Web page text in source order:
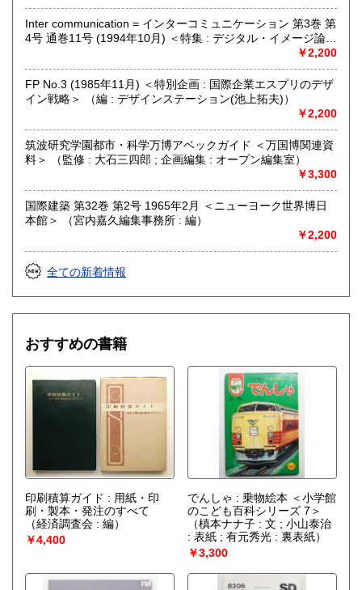
Inter communication = インターコミュニケーション 第3巻 第
4号 通巻11号 (1994年10月) ＜特集 : デジタル・イメージ論
裕・彦坂裕）
￥2,200
FP No.3 (1985年11月) ＜特別企画 : 国際企業エスプリのデザ
イン戦略＞ （編 : デザインステーション(池上拓夫)）
￥2,200
筑波研究学園都市・科学万博アベックガイド ＜万国博関連資
料＞ （監修 : 大石三四郎 ; 企画編集 : オープン編集室）
￥3,300
国際建築 第32巻 第2号 1965年2月 ＜ニューヨーク世界博日
本館＞ （宮内嘉久編集事務所 : 編）
￥2,200
全ての新着情報
おすすめの書籍
印刷積算ガイド : 用紙・印
刷・製本・発注のすべて
（経済調査会 : 編）
￥4,400
でんしゃ : 乗物絵本 ＜小学館
のこども百科シリーズ 7＞
（槙本ナナ子 : 文 ; 小山泰治
: 表紙 ; 有元秀光 : 裏表紙）
￥3,300